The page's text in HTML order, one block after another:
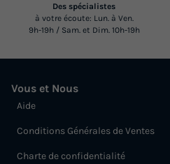
Des spécialistes
à votre écoute: Lun. à Ven.
9h-19h / Sam. et Dim. 10h-19h
Vous et Nous
Aide
Conditions Générales de Ventes
Charte de confidentialité